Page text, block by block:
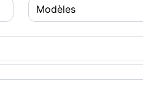
Modèles